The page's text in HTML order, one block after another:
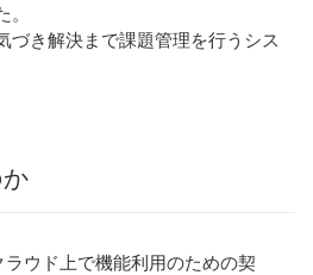
づき解決まで課題管理を行うシス
ウド上で機能利用のための契